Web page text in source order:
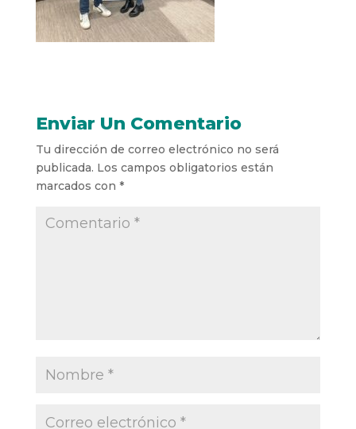
Enviar Un Comentario
Tu dirección de correo electrónico no será
publicada. Los campos obligatorios están
marcados con *